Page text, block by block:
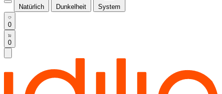
Natürlich Dunkelheit System
0
0